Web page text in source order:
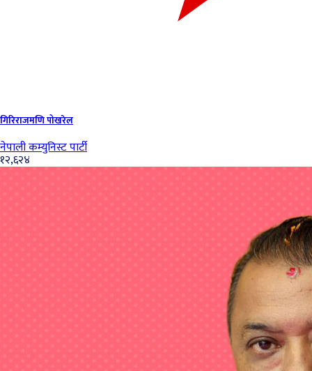
गिरिराजमणि पोखरेल
नेपाली कम्युनिस्ट पार्टी
१२,६२४